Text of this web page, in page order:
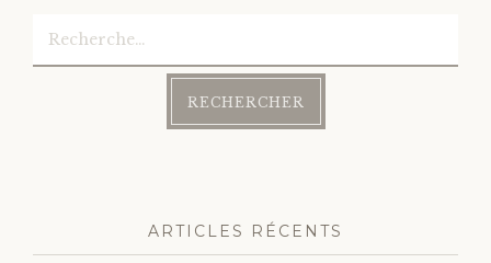
ARTICLES RÉCENTS